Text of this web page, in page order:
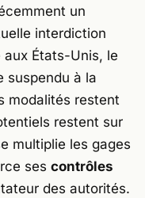
un
interdiction
États-Unis, le
suspendu à la
modalités restent
restent sur
multiplie les gages
ses contrôles
des autorités.